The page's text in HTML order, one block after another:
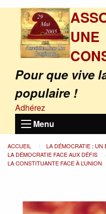
UNE
Pour que vive
populaire !
Adhérez
Menu
ACCUEIL
LA DÉMOCRATIE : UN
LA DÉMOCRATIE FACE AUX DÉFIS
LA CONSTITUANTE FACE À L’UNION